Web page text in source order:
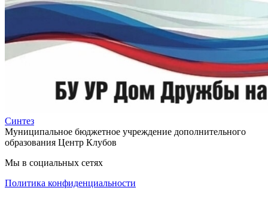
Синтез
Муниципальное бюджетное учреждение дополнительного
образования Центр Клубов
Мы в социальных сетях
Политика конфиденциальности